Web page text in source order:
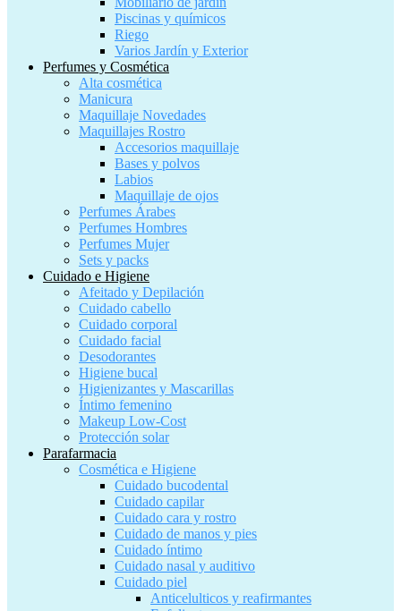
Piscinas y químicos
Riego
Varios Jardín y Exterior
Perfumes y Cosmética
Alta cosmética
Manicura
Maquillaje Novedades
Maquillajes Rostro
Accesorios maquillaje
Bases y polvos
Labios
Maquillaje de ojos
Perfumes Árabes
Perfumes Hombres
Perfumes Mujer
Sets y packs
Cuidado e Higiene
Afeitado y Depilación
Cuidado cabello
Cuidado corporal
Cuidado facial
Desodorantes
Higiene bucal
Higienizantes y Mascarillas
Íntimo femenino
Makeup Low-Cost
Protección solar
Parafarmacia
Cosmética e Higiene
Cuidado bucodental
Cuidado capilar
Cuidado cara y rostro
Cuidado de manos y pies
Cuidado íntimo
Cuidado nasal y auditivo
Cuidado piel
Anticelulticos y reafirmantes